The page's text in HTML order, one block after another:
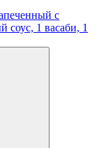
с
соус, 1 васаби, 1